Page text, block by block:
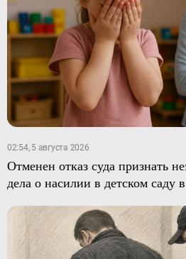
02:54, 5 августа 2026
Отменен отказ суда признать
дела о насилии в детском саду